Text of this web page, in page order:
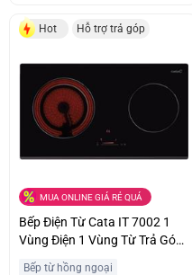
Hot Hỗ trợ trả góp
MUA ONLINE GIÁ RẺ QUÁ
Bếp Điện Từ Cata IT 7002 1
Vùng Điện 1 Vùng Từ Trả Góp
Bếp từ hồng ngoại